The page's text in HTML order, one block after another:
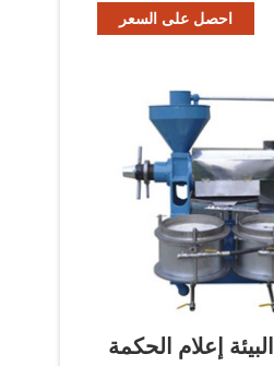
احصل على السعر
البيئة إعلام الحكمة